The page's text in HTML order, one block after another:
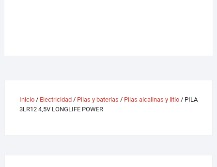
Inicio/ Electricidad / Pilas y baterías / Pilas alcalinas y litio/ PILA
3LR12 4,5V LONGLIFE POWER